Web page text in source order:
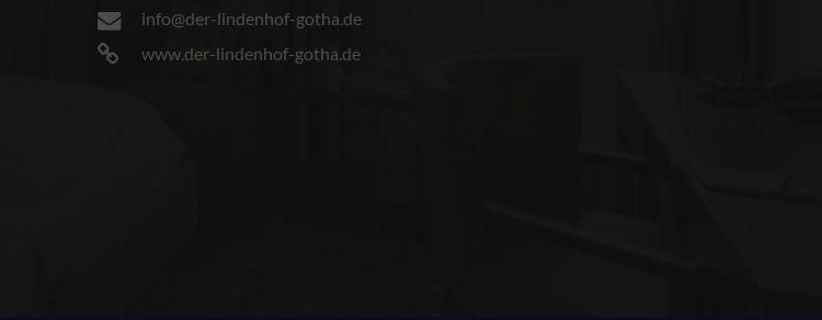
info@der-lindenhof-gotha.de
www.der-lindenhof-gotha.de